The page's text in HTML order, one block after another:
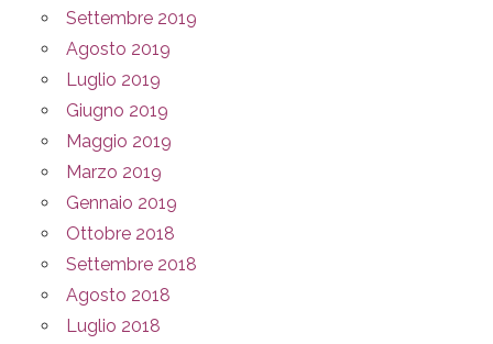
Settembre 2019
Agosto 2019
Luglio 2019
Giugno 2019
Maggio 2019
Marzo 2019
Gennaio 2019
Ottobre 2018
Settembre 2018
Agosto 2018
Luglio 2018